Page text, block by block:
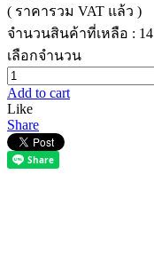
( ราคารวม VAT แล้ว )
จำนวนสินค้าที่เหลือ : 14
เลือกจำนวน
Add to cart
Like
Share